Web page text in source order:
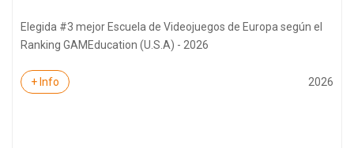
Elegida #3 mejor Escuela de Videojuegos de Europa según el
Ranking GAMEducation (U.S.A) - 2026
+ Info 2026